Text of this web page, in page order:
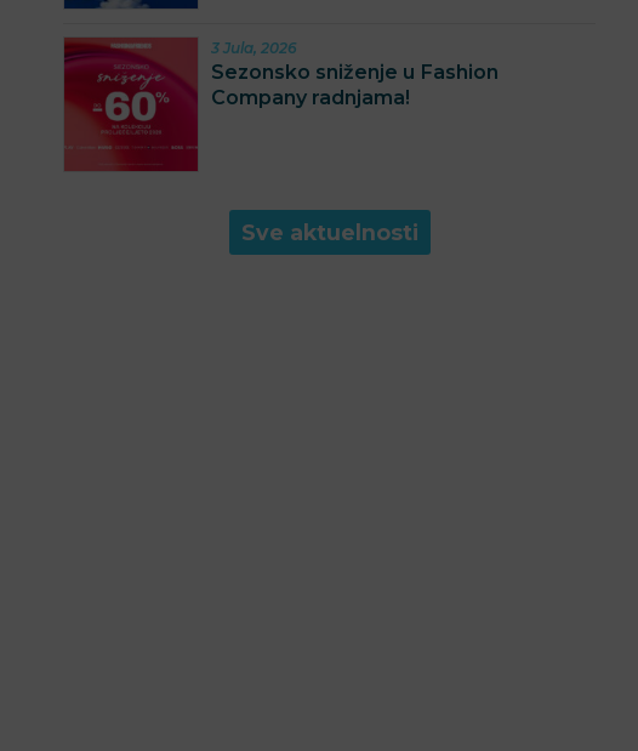
3 Jula, 2026
Sezonsko sniženje u Fashion
Company radnjama!
Sve aktuelnosti